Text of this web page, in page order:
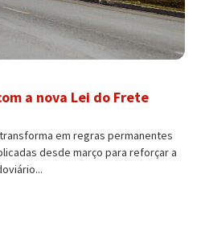
a nova Lei do Frete
em regras permanentes
desde março para reforçar a